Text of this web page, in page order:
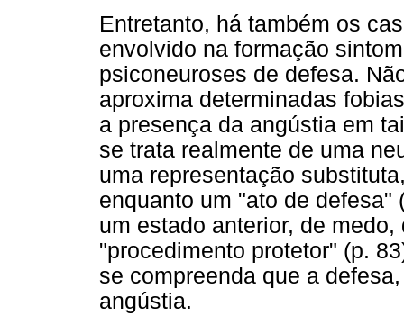
Entretanto, há também os
envolvido na formação
psiconeuroses de defesa.
aproxima determinadas
a presença da angústia em
se trata realmente de uma
uma representação
enquanto um "ato de defesa"
um estado anterior, de
"procedimento protetor" (p.
se compreenda que a
angústia.